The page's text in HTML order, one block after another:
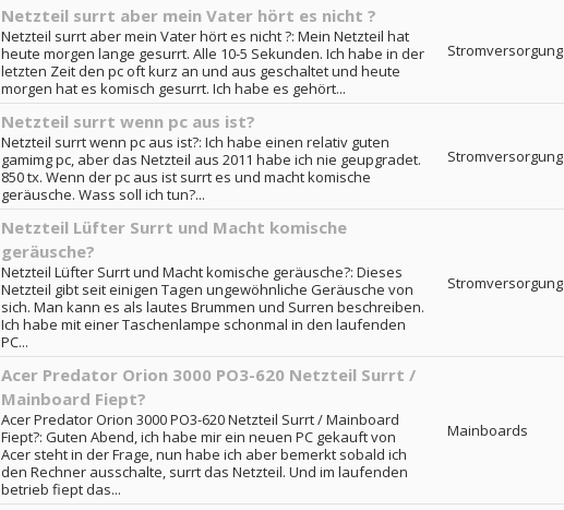
Netzteil surrt aber mein Vater hört es nicht ?
Netzteil surrt aber mein Vater hört es nicht ?: Mein Netzteil hat
heute morgen lange gesurrt. Alle 10-5 Sekunden. Ich habe in der
letzten Zeit den pc oft kurz an und aus geschaltet und heute
morgen hat es komisch gesurrt. Ich habe es gehört...
Stromversorgung
Netzteil surrt wenn pc aus ist?
Netzteil surrt wenn pc aus ist?: Ich habe einen relativ guten
gamimg pc, aber das Netzteil aus 2011 habe ich nie geupgradet.
850 tx. Wenn der pc aus ist surrt es und macht komische
geräusche. Wass soll ich tun?...
Stromversorgung
Netzteil Lüfter Surrt und Macht komische
geräusche?
Netzteil Lüfter Surrt und Macht komische geräusche?: Dieses
Netzteil gibt seit einigen Tagen ungewöhnliche Geräusche von
sich. Man kann es als lautes Brummen und Surren beschreiben.
Ich habe mit einer Taschenlampe schonmal in den laufenden
PC...
Stromversorgung
Acer Predator Orion 3000 PO3-620 Netzteil Surrt /
Mainboard Fiept?
Acer Predator Orion 3000 PO3-620 Netzteil Surrt / Mainboard
Fiept?: Guten Abend, ich habe mir ein neuen PC gekauft von
Acer steht in der Frage, nun habe ich aber bemerkt sobald ich
den Rechner ausschalte, surrt das Netzteil. Und im laufenden
betrieb fiept das...
Mainboards